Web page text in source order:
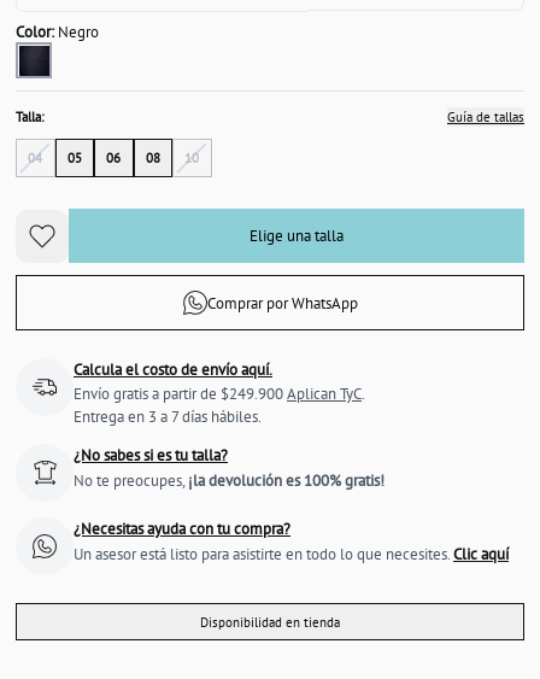
Color:Negro
Talla: Guía de tallas
04 05 06 08 10
Elige una talla
Comprar por WhatsApp
Calcula el costo de envío aquí.
Envío gratis a partir de $249.900Aplican TyC.
Entrega en 3 a 7 días hábiles.
¿No sabes si es tu talla?
No te preocupes, ¡la devolución es 100% gratis!
¿Necesitas ayuda con tu compra?
Un asesor está listo para asistirte en todo lo que necesites.Clic aquí
Disponibilidad en tienda